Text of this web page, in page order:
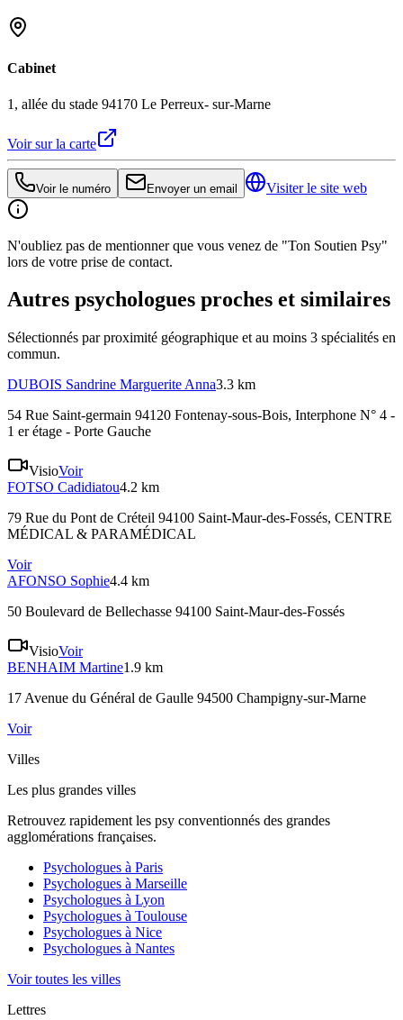
Cabinet
1, allée du stade 94170 Le Perreux- sur-Marne
Voir sur la carte
Voir le numéro Envoyer un email Visiter le site web
N'oubliez pas de mentionner que vous venez de "Ton Soutien Psy"
lors de votre prise de contact.
Autres psychologues proches et similaires
Sélectionnés par proximité géographique et au moins 3 spécialités en
commun.
DUBOIS Sandrine Marguerite Anna3.3 km
54 Rue Saint-germain 94120 Fontenay-sous-Bois, Interphone N° 4 -
1 er étage - Porte Gauche
VisioVoir
FOTSO Cadidiatou4.2 km
79 Rue du Pont de Créteil 94100 Saint-Maur-des-Fossés, CENTRE
MÉDICAL & PARAMÉDICAL
Voir
AFONSO Sophie4.4 km
50 Boulevard de Bellechasse 94100 Saint-Maur-des-Fossés
VisioVoir
BENHAIM Martine1.9 km
17 Avenue du Général de Gaulle 94500 Champigny-sur-Marne
Voir
Villes
Les plus grandes villes
Retrouvez rapidement les psy conventionnés des grandes
agglomérations françaises.
Psychologues à Paris
Psychologues à Marseille
Psychologues à Lyon
Psychologues à Toulouse
Psychologues à Nice
Psychologues à Nantes
Voir toutes les villes
Lettres